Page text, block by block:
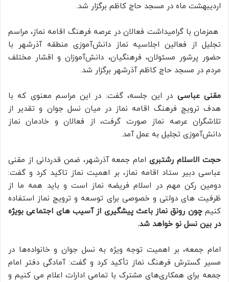
اردیبهشت ماه در مسجد حاج کاظم برگزار شد.
همزمان با گرامیداشت فعالان در عرصه فرهنگ اقامه نماز، مراسم
تجلیل از فعالین اجلاسیه نماز دانش‌آموزی منطقه آذرشهر با
حضور پرشور مسئولان، فرهنگیان، دانش‌آموزان و اقشار مختلف
مردم در مسجد حاج کاظم آذرشهر برگزار شد.
مقنی عباسی در این جلسه، گفت: در این مراسم معنوی که با
هدف ترویج فرهنگ اقامه نماز در میان نسل جوان و تقدیر از
تلاشگران عرصه نماز صورت گرفت، از فعالان و خادمان نماز
دانش‌آموزی تجلیل به عمل آمد.
حجت الاسلام رشتبریامام جمعه آذرشهر، ضمن قدردانی از مقنی
عباسی دبیر ستاد اقامه نماز، بر اهمیت نماز تاکید کرد و گفت:
دومین رکن مهم در اسلام فریضه نماز است و باید همه ما از
ظرفیت های دولتی و خصوصی برای توسعه و ترویج نماز استفاده
کنیمچون رونق نماز باعث پیشگیری از آسیب های اجتماعی بویژه
در بین نسل نو خواهد شد.
امام جمعه، بر اهمیت توجه ویژه به نسل جوان و خانواده‌ها در
مسیر گسترش فرهنگ نماز تأکید کرد و گفت: آمادگی دفتر امام
جمعه برای همکاری‌های مشترک با تمامی ادارات اعلام می کنیم و